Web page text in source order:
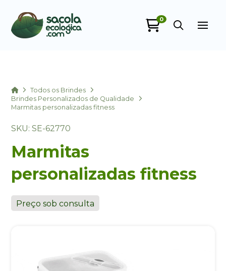
0
HomeTodos os Brindes
Brindes Personalizados de Qualidade
Marmitas personalizadas fitness
SKU: SE-62770
Marmitas
personalizadas fitness
Preço sob consulta
Eu concordo em receber comunicações.